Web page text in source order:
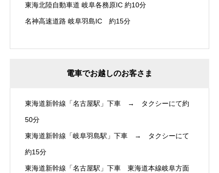
東海北陸自動車道 岐阜各務原IC 約10分
名神高速道路 岐阜羽島IC 約15分
電車でお越しのお客さま
東海道新幹線「名古屋駅」下車 → タクシーにて約
50分
東海道新幹線「岐阜羽島駅」下車 → タクシーにて
約15分
東海道新幹線「名古屋駅」下車 東海道本線岐阜方面